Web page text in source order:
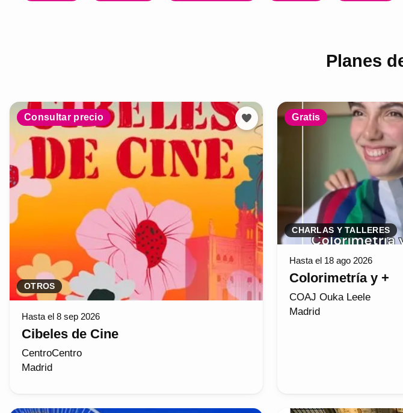
Planes
Consultar precio
OTROS
Hasta el 8 sep 2026
Cibeles de Cine
CentroCentro
Madrid
Gratis
CHARLAS Y TALLERES
Hasta el 18 ago 2026
Colorimetría y +
COAJ Ouka Leele
Madrid